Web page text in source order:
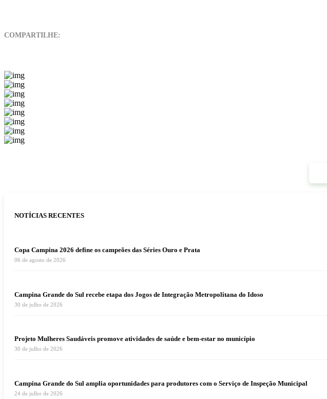
COMPARTILHE:
NOTÍCIAS RECENTES
Copa Campina 2026 define os campeões das Séries Ouro e Prata
06 de agosto de 2026
Campina Grande do Sul recebe etapa dos Jogos de Integração Metropolitana do Idoso
30 de julho de 2026
Projeto Mulheres Saudáveis promove atividades de saúde e bem-estar no município
30 de julho de 2026
Campina Grande do Sul amplia oportunidades para produtores com o Serviço de Inspeção Municipal
24 de julho de 2026